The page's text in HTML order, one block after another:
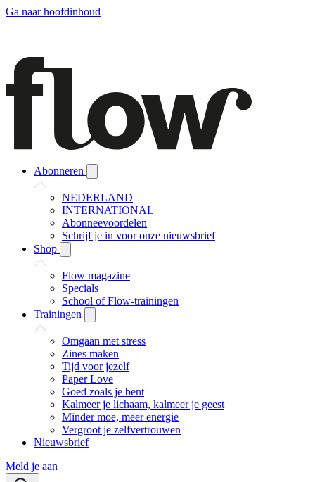
Ga naar hoofdinhoud
Abonneren
NEDERLAND
INTERNATIONAL
Abonneevoordelen
Schrijf je in voor onze nieuwsbrief
Shop
Flow magazine
Specials
School of Flow-trainingen
Trainingen
Omgaan met stress
Zines maken
Tijd voor jezelf
Paper Love
Goed zoals je bent
Kalmeer je lichaam, kalmeer je geest
Minder moe, meer energie
Vergroot je zelfvertrouwen
Nieuwsbrief
Meld je aan